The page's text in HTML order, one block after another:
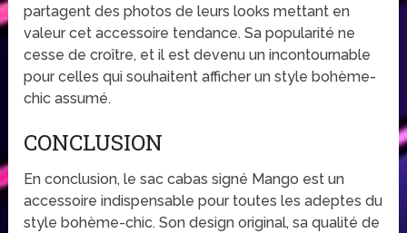
partagent des photos de leurs looks mettant en
valeur cet accessoire tendance. Sa popularité ne
cesse de croître, et il est devenu un incontournable
pour celles qui souhaitent afficher un style bohème-
chic assumé.
CONCLUSION
En conclusion, le sac cabas signé Mango est un
accessoire indispensable pour toutes les adeptes du
style bohème-chic. Son design original, sa qualité de